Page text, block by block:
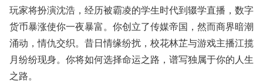
玩家将扮演沈浩，经历被霸凌的学生时代到辍学直播，数字
货币暴涨使你一夜暴富。你创立了传媒帝国，然而商界暗潮
涌动，情仇交织。昔日情缘纷扰，校花林芷与游戏主播江揽
月纷纷现身。你将如何选择命运之路，谱写独属于你的人生
之路。